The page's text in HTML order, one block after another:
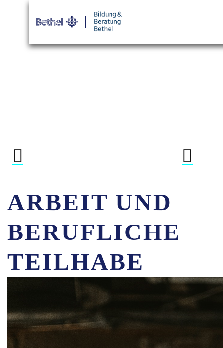
ARBEIT UND
BERUFLICHE
TEILHABE